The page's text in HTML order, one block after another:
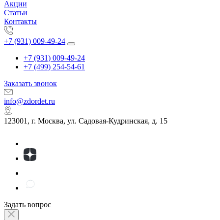
Акции
Статьи
Контакты
+7 (931) 009-49-24
+7 (931) 009-49-24
+7 (499) 254-54-61
Заказать звонок
info@zdordet.ru
123001, г. Москва, ул. Садовая-Кудринская, д. 15
Задать вопрос